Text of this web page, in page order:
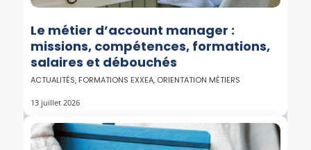
Le métier d’account manager :
missions, compétences, formations,
salaires et débouchés
ACTUALITÉS, FORMATIONS EXXEA, ORIENTATION MÉTIERS
13 juillet 2026